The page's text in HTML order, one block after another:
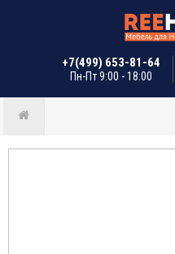
+7(499) 653-81-64
Пн-Пт 9:00 - 18:00